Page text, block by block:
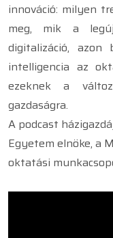
innováció: milyen
meg, mik a
digitalizáció,
intelligencia az
ezeknek a
gazdaságra.
A podcast
Egyetem elnöke, a
oktatási